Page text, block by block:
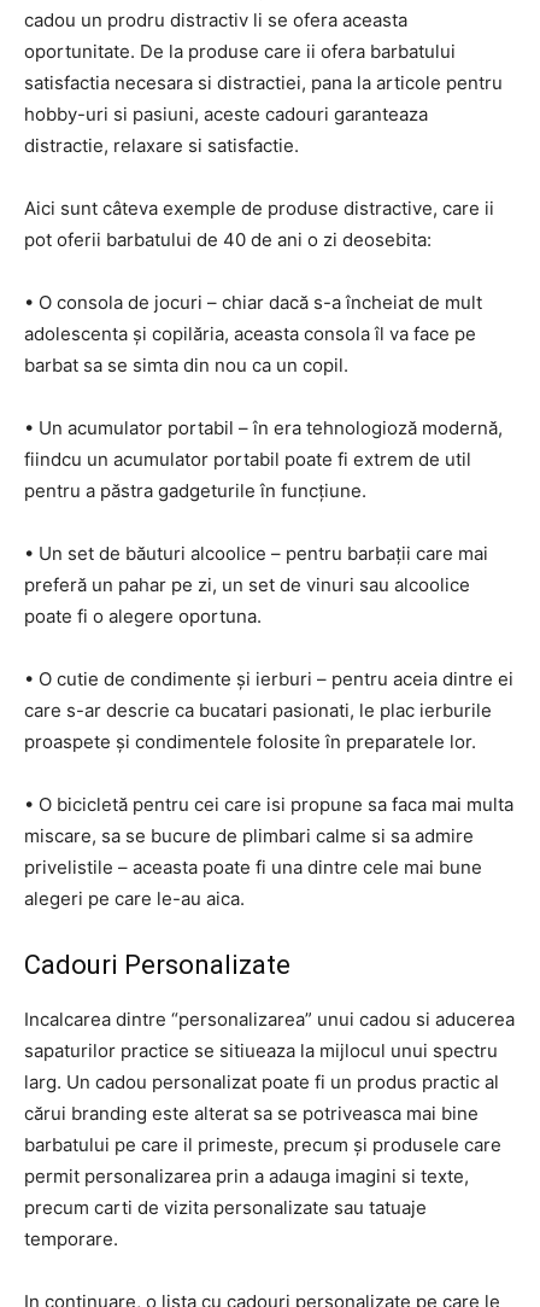
cadou un prodru distractiv li se ofera aceasta
oportunitate. De la produse care ii ofera barbatului
satisfactia necesara si distractiei, pana la articole pentru
hobby-uri si pasiuni, aceste cadouri garanteaza
distractie, relaxare si satisfactie.
Aici sunt câteva exemple de produse distractive, care ii
pot oferii barbatului de 40 de ani o zi deosebita:
• O consola de jocuri – chiar dacă s-a încheiat de mult
adolescenta și copilăria, aceasta consola îl va face pe
barbat sa se simta din nou ca un copil.
• Un acumulator portabil – în era tehnologioză modernă,
fiindcu un acumulator portabil poate fi extrem de util
pentru a păstra gadgeturile în funcțiune.
• Un set de băuturi alcoolice – pentru barbații care mai
preferă un pahar pe zi, un set de vinuri sau alcoolice
poate fi o alegere oportuna.
• O cutie de condimente și ierburi – pentru aceia dintre ei
care s-ar descrie ca bucatari pasionati, le plac ierburile
proaspete și condimentele folosite în preparatele lor.
• O bicicletă pentru cei care isi propune sa faca mai multa
miscare, sa se bucure de plimbari calme si sa admire
privelistile – aceasta poate fi una dintre cele mai bune
alegeri pe care le-au aica.
Cadouri Personalizate
Incalcarea dintre “personalizarea” unui cadou si aducerea
sapaturilor practice se sitiueaza la mijlocul unui spectru
larg. Un cadou personalizat poate fi un produs practic al
cărui branding este alterat sa se potriveasca mai bine
barbatului pe care il primeste, precum și produsele care
permit personalizarea prin a adauga imagini si texte,
precum carti de vizita personalizate sau tatuaje
temporare.
In continuare, o lista cu cadouri personalizate pe care le